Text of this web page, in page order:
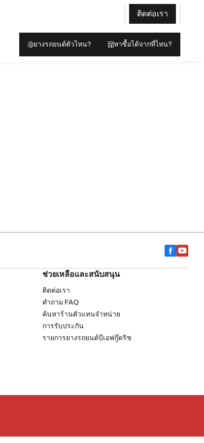
ติดต่อเรา
ยางรถยนต์ตัวไหน? หาซื้อได้จากที่ไหน?
ช่วยเหลือและสนับสนุน
ติดต่อเรา
คำถาม FAQ
ค้นหาร้านตัวแทนจำหน่าย
การรับประกัน
รายการยางรถยนต์บีเอฟกู๊ดริช